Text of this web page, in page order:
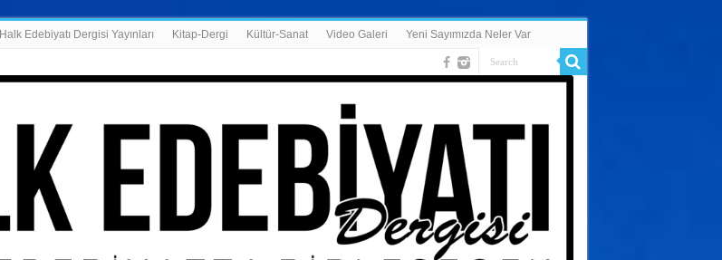
Halk Edebiyatı Dergisi Yayınları Kitap-Dergi Kültür-Sanat Video Galeri Yeni Sayımızda Neler Var